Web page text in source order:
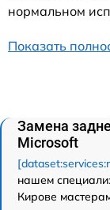
нормальном
Показать
Замена
Microsoft
нашем
Кирове